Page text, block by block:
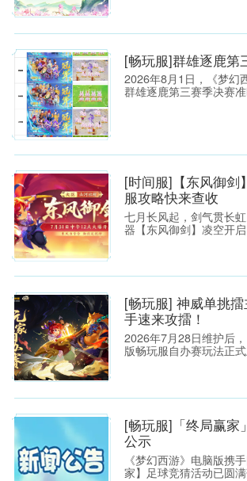
易西
题材
鼎之
[畅玩服]群雄逐鹿第
2026年8月1日，《梦幻
群雄逐鹿第三赛季决赛
[时间服]【东风御剑
服攻略快来查收
七月长风起，剑气贯长
器【东风御剑】凌空开启
[畅玩服] 神威单挑
手速来攻擂！
2026年7月28日维护后
版畅玩服自办赛玩法正
[畅玩服]「终局赢家
公示
《梦幻西游》电脑版携
家】足球竞猜活动已圆